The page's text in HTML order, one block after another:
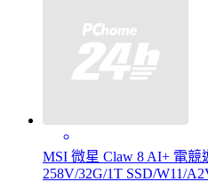
MSI 微星 Claw 8 AI+ 電競
258V/32G/1T SSD/W11/